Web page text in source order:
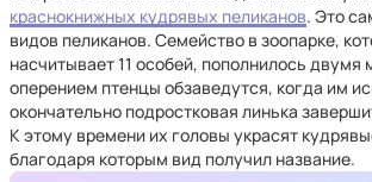
краснокнижных кудрявых пеликанов. Это
видов пеликанов. Семейство в зоопарке,
насчитывает 11 особей, пополнилось
оперением птенцы обзаведутся, когда им
окончательно подростковая линька
К этому времени их головы украсят
благодаря которым вид получил название.​